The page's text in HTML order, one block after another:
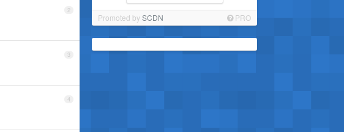
Promoted bySCDN PRO
2
3
4